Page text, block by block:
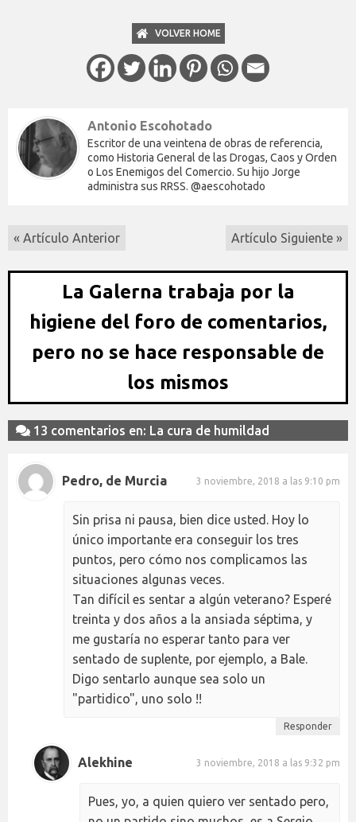
VOLVER HOME
Antonio Escohotado
Escritor de una veintena de obras de referencia,
como Historia General de las Drogas, Caos y Orden
o Los Enemigos del Comercio. Su hijo Jorge
administra sus RRSS. @aescohotado
« Artículo Anterior Artículo Siguiente »
La Galerna trabaja por la
higiene del foro de comentarios,
pero no se hace responsable de
los mismos
13 comentarios en: La cura de humildad
Pedro, de Murcia 3 noviembre, 2018 a las 9:10 pm
Sin prisa ni pausa, bien dice usted. Hoy lo
único importante era conseguir los tres
puntos, pero cómo nos complicamos las
situaciones algunas veces.
Tan difícil es sentar a algún veterano? Esperé
treinta y dos años a la ansiada séptima, y
me gustaría no esperar tanto para ver
sentado de suplente, por ejemplo, a Bale.
Digo sentarlo aunque sea solo un
"partidico", uno solo !!
Responder
Alekhine 3 noviembre, 2018 a las 9:32 pm
Pues, yo, a quien quiero ver sentado pero,